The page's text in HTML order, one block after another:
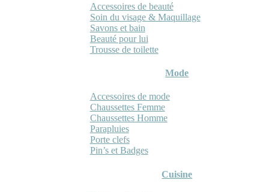
Accessoires de beauté
Soin du visage & Maquillage
Savons et bain
Beauté pour lui
Trousse de toilette
Mode
Accessoires de mode
Chaussettes Femme
Chaussettes Homme
Parapluies
Porte clefs
Pin’s et Badges
Cuisine